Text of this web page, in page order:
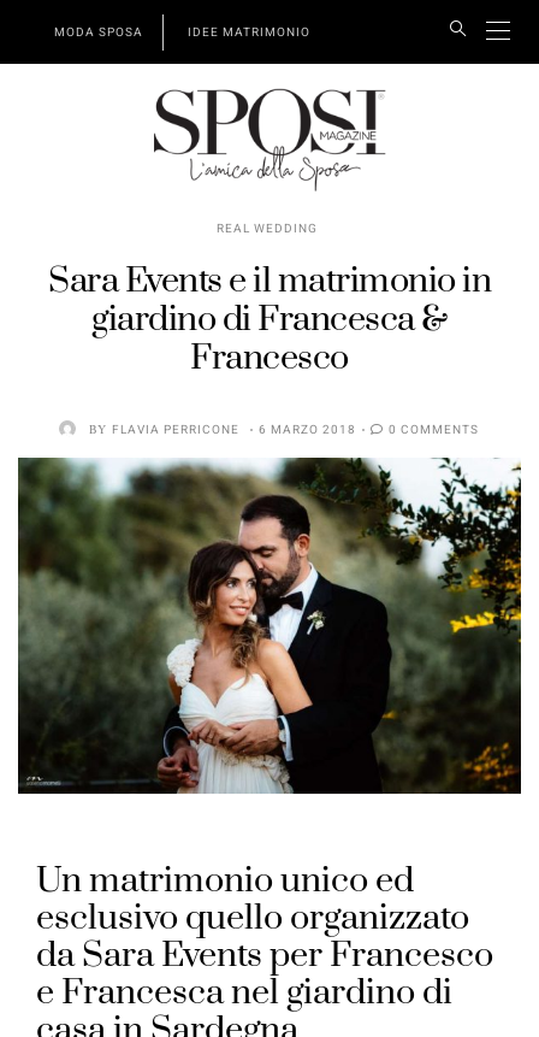
MODA SPOSA IDEE MATRIMONIO
REAL WEDDING
Sara Events e il matrimonio in
giardino di Francesca &
Francesco
BY FLAVIA PERRICONE 6 MARZO 2018 0 COMMENTS
Un matrimonio unico ed
esclusivo quello organizzato
da Sara Events per Francesco
e Francesca nel giardino di